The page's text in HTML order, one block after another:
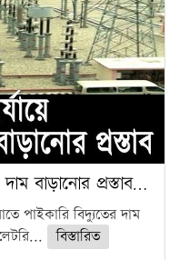
বাড়ানোর প্রস্তাব…
পাইকারি বিদ্যুতের দাম
বিস্তারিত